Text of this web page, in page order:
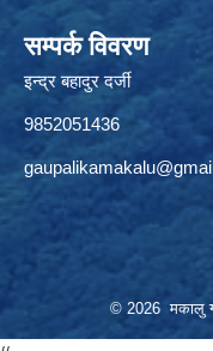
सम्पर्क विवरण
इन्द्र बहादुर दर्जी
9852051436
© 2026 मकालु